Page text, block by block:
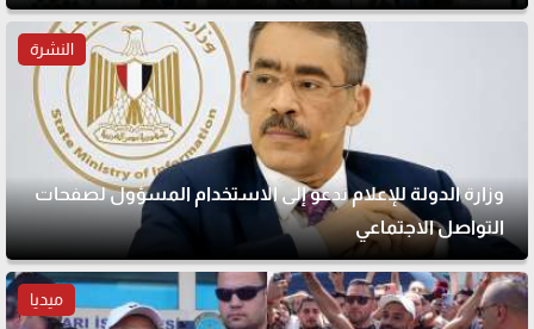
النشرة
وزارة الدولة للإعلام تدعو إلى الاستخدام المسؤول لصفحات
التواصل الاجتماعي
ميديا